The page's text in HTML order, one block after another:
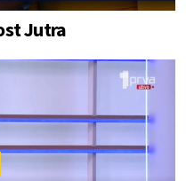
Jutra